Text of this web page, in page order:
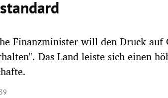
Finanzminister will den Druck auf
Das Land leiste sich einen